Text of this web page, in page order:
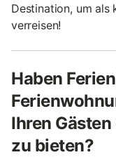
Destination, um als
verreisen!
Haben
Ihren
zu bieten?